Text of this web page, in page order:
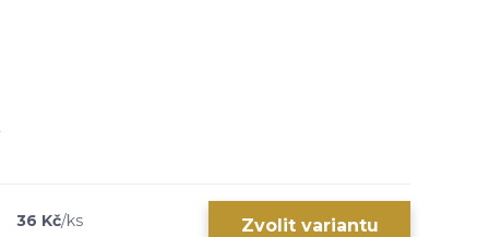
36 Kč/ks Zvolit variantu